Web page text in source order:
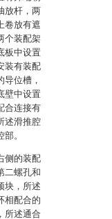
放杆，两
卷放有遮
个装配架
板中设置
装有装配
位槽，
壁中设置
合连接有
述滑推腔
。
侧的装配
二螺孔和
块，所述
相配合的
所述通合